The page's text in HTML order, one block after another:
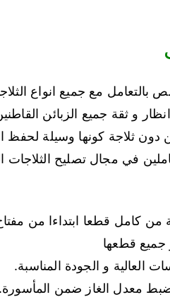
مع جميع انواع
و ثقة جميع الزبائن
دون ثلاجة كونها وسيلة لحفظ
في مجال تصليح
كامل قطعا ابتداءا من
و جميع قطعها
العالية و الجودة المناسبة.
معدل الغاز ضمن المأسورة.